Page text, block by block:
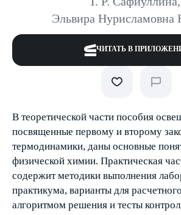
Эльвира Нурисламовна
ЧИТАТЬ В
В теоретической части пособия
посвященные первому и второму
термодинамики, даны основные
физической химии. Практическая
содержит методики выполнения
практикума, варианты для
алгоритмом решения и тесты